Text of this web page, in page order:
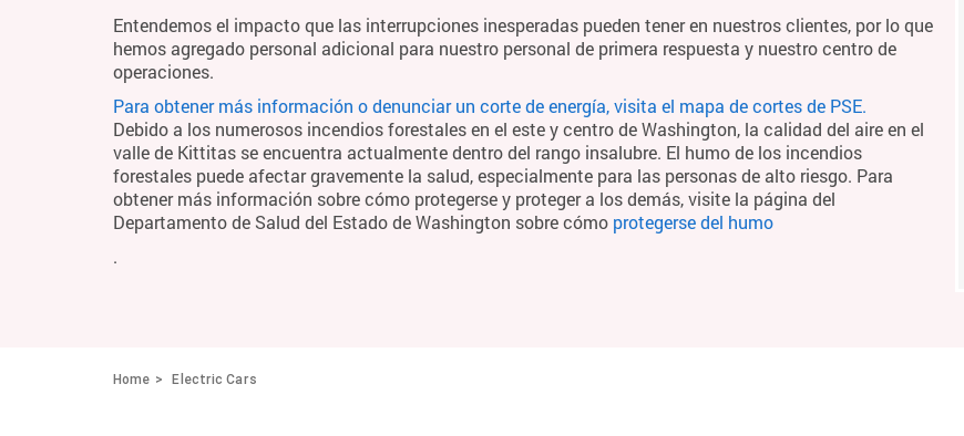
Entendemos el impacto que las interrupciones inesperadas pueden tener en nuestros clientes, por lo que
hemos agregado personal adicional para nuestro personal de primera respuesta y nuestro centro de
operaciones.
Para obtener más información o denunciar un corte de energía, visita el mapa de cortes de PSE.
Debido a los numerosos incendios forestales en el este y centro de Washington, la calidad del aire en el
valle de Kittitas se encuentra actualmente dentro del rango insalubre. El humo de los incendios
forestales puede afectar gravemente la salud, especialmente para las personas de alto riesgo. Para
obtener más información sobre cómo protegerse y proteger a los demás, visite la página del
Departamento de Salud del Estado de Washington sobre cómo protegerse del humo
.
Home Electric Cars